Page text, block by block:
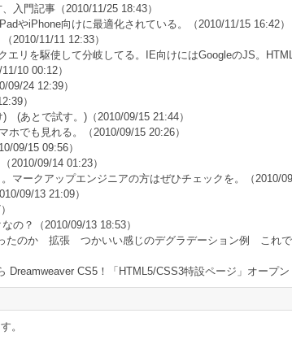
入門記事 （2010/11/25 18:43）
やiPhone向けに最適化されている。
（2010/11/15 16:42）
（2010/11/11 12:33）
エリを駆使して分岐してる。IE向けにはGoogleのJS。
11/10 00:12）
09/24 12:39）
）
) (あとで試す。) （2010/09/15 21:44）
ホでも見れる。
（2010/09/15 20:26）
09/15 09:56）
（2010/09/14 01:23）
マークアップエンジニアの方はぜひチェックを。
（2010/
09/13 21:09）
の？
（2010/09/13 18:53）
たのか 拡張 つかいい感じのデグラデーション例 これで
Dreamweaver CS5！「HTML5/CSS3特設ページ」オープン
。